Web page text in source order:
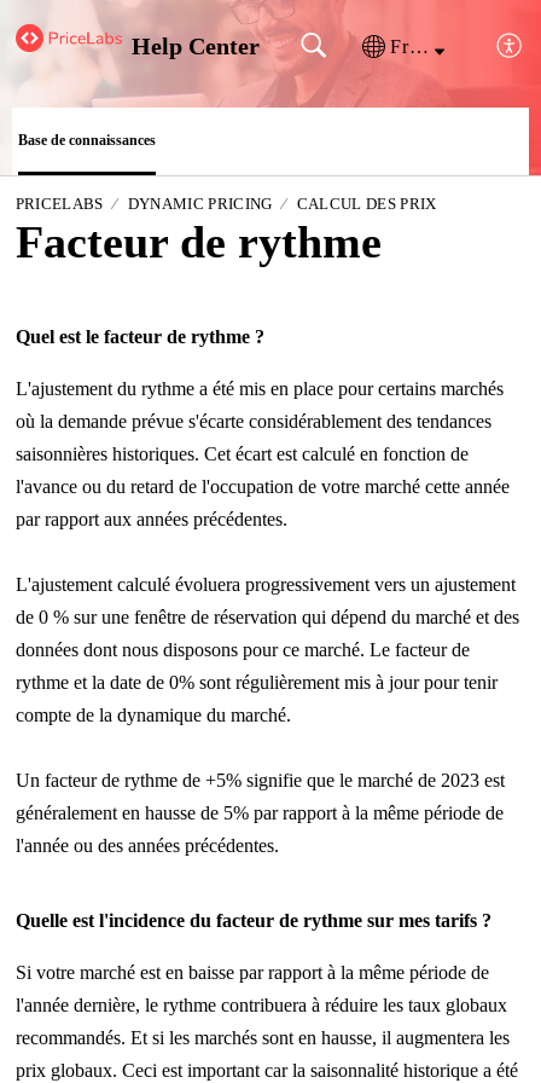
Help Center Français (France)
Base de connaissances
PRICELABS DYNAMIC PRICING CALCUL DES PRIX
Facteur de rythme
Quel est le facteur de rythme ?
L'ajustement du rythme a été mis en place pour certains marchés
où la demande prévue s'écarte considérablement des tendances
saisonnières historiques. Cet écart est calculé en fonction de
l'avance ou du retard de l'occupation de votre marché cette année
par rapport aux années précédentes.
L'ajustement calculé évoluera progressivement vers un ajustement
de 0 % sur une fenêtre de réservation qui dépend du marché et des
données dont nous disposons pour ce marché. Le facteur de
rythme et la date de 0% sont régulièrement mis à jour pour tenir
compte de la dynamique du marché.
Un facteur de rythme de +5% signifie que le marché de 2023 est
généralement en hausse de 5% par rapport à la même période de
l'année ou des années précédentes.
Quelle est l'incidence du facteur de rythme sur mes tarifs ?
Si votre marché est en baisse par rapport à la même période de
l'année dernière, le rythme contribuera à réduire les taux globaux
recommandés. Et si les marchés sont en hausse, il augmentera les
prix globaux. Ceci est important car la saisonnalité historique a été